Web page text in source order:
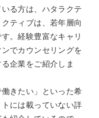
る方は、ハタラクテ
ティブは、若年層向
。経験豊富なキャリ
でカウンセリングを
企業をご紹介しま
働きたい」といった希
には載っていない詳